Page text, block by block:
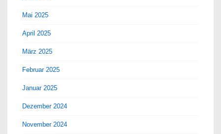
Mai 2025
April 2025
März 2025
Februar 2025
Januar 2025
Dezember 2024
November 2024